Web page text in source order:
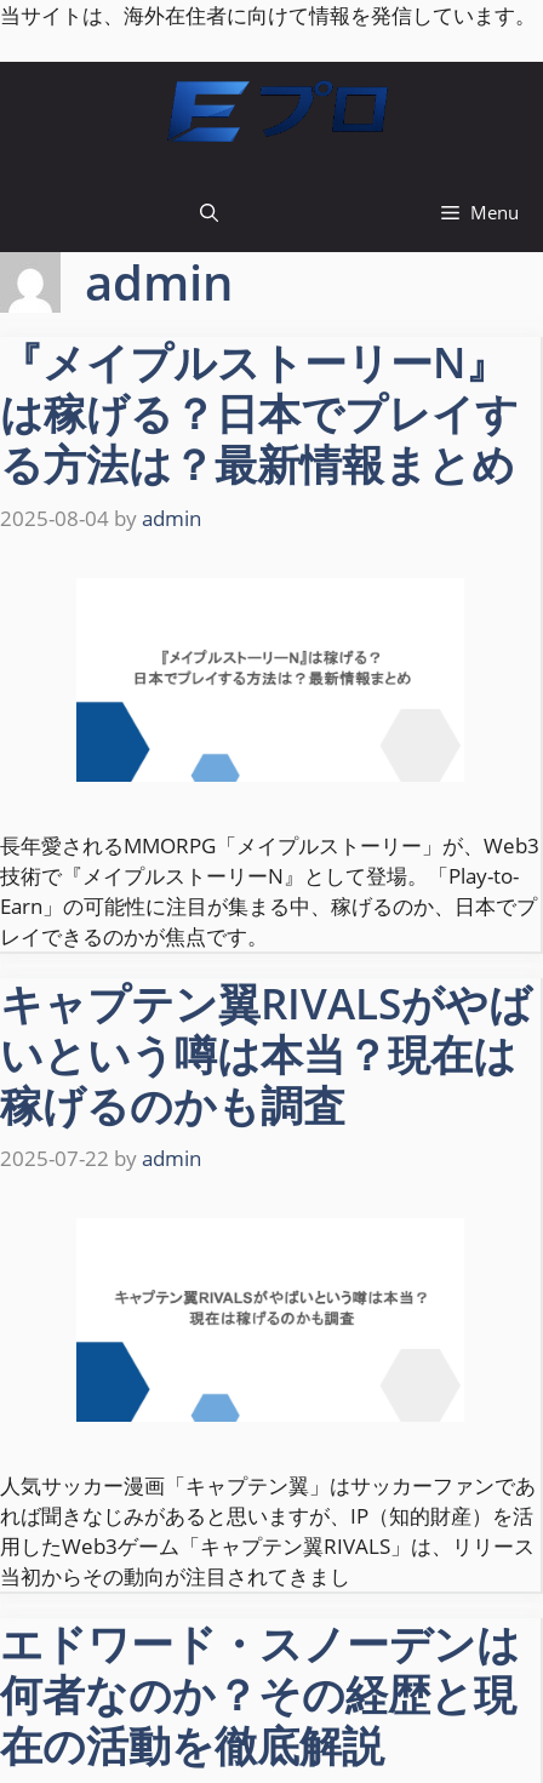
コ
ッ
プ
当サイトは、海外在住者に向けて情報を発信しています。
Menu
admin
『メイプルストーリーN』
は稼げる？日本でプレイす
る方法は？最新情報まとめ
2025-08-04 byadmin
長年愛されるMMORPG「メイプルストーリー」が、Web3
技術で『メイプルストーリーN』として登場。「Play-to-
Earn」の可能性に注目が集まる中、稼げるのか、日本でプ
レイできるのかが焦点です。
キャプテン翼RIVALSがやば
いという噂は本当？現在は
稼げるのかも調査
2025-07-22 byadmin
人気サッカー漫画「キャプテン翼」はサッカーファンであ
れば聞きなじみがあると思いますが、IP（知的財産）を活
用したWeb3ゲーム「キャプテン翼RIVALS」は、リリース
当初からその動向が注目されてきまし
エドワード・スノーデンは
何者なのか？その経歴と現
在の活動を徹底解説